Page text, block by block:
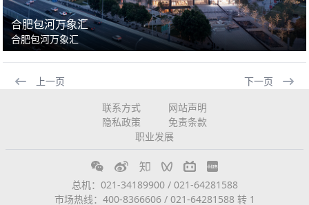
合肥包河万象汇
合肥包河万象汇
上一页
下一页
联系方式
网站声明
隐私政策
免责条款
职业发展
总机：021-34189900 / 021-64281588
市场热线：400-8366606 / 021-64281588 转 1